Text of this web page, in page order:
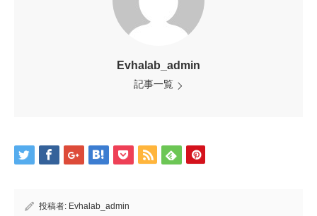
Evhalab_admin
記事一覧
投稿者: Evhalab_admin